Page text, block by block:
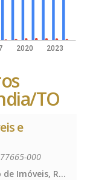
2020 2023
TO
e
77665-000
Notas, Protesto de Títulos, Registro de Imóveis, Registro de Títulos e Documentos e Civis das Pessoas Jurídicas, Notas, Protesto de Títulos, Registro de Imóveis, Registro de Títulos e Documentos e Civis das Pessoas Jurídicas, Notas, Protesto de Títulos, Registro de Imóveis, Registro de Títulos e Documentos e Civis das Pessoas Jurídicas